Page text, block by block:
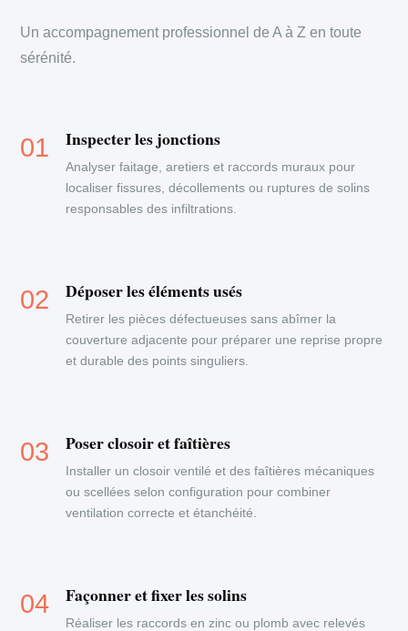
Un accompagnement professionnel de A à Z en toute
sérénité.
Inspecter les jonctions
Analyser faitage, aretiers et raccords muraux pour
localiser fissures, décollements ou ruptures de solins
responsables des infiltrations.
Déposer les éléments usés
Retirer les pièces défectueuses sans abîmer la
couverture adjacente pour préparer une reprise propre
et durable des points singuliers.
Poser closoir et faîtières
Installer un closoir ventilé et des faîtières mécaniques
ou scellées selon configuration pour combiner
ventilation correcte et étanchéité.
Façonner et fixer les solins
Réaliser les raccords en zinc ou plomb avec relevés